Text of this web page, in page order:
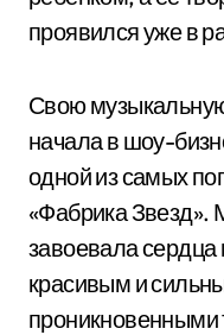
проявился уже в
Свою
начала в шоу-
одной из самых
«Фабрика Звезд».
завоевала
красивым и
проникновенными